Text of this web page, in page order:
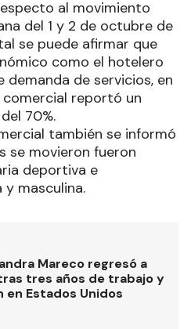
al movimiento
del 1 y 2 de octubre de
se puede afirmar que
como el hotelero
demanda de servicios, en
reportó un
70%.
también se informó
se movieron fueron
deportiva e
masculina.
Mareco regresó a
tres años de trabajo y
en Estados Unidos